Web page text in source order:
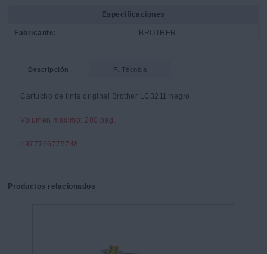
Especificaciones
Fabricante: BROTHER
Descripción F. Técnica
Cartucho de tinta original Brother LC3211 negro
Volumen máximo: 200 pag.
4977766775748
Productos relacionados